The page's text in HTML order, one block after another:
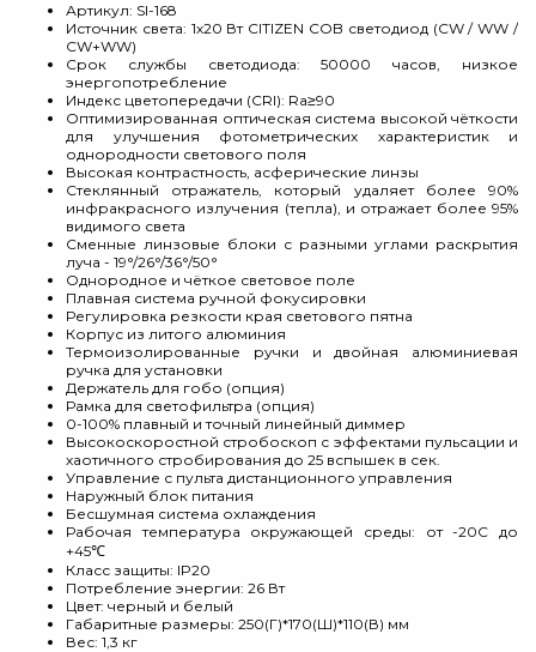
Артикул: SI-168
Источник света: 1х20 Вт CITIZEN COB светодиод (CW / WW /
CW+WW)
Срок службы светодиода: 50000 часов, низкое
энергопотребление
Индекс цветопередачи (CRI): Ra≥90
Оптимизированная оптическая система высокой чёткости
для улучшения фотометрических характеристик и
однородности светового поля
Высокая контрастность, асферические линзы
Стеклянный отражатель, который удаляет более 90%
инфракрасного излучения (тепла), и отражает более 95%
видимого света
Сменные линзовые блоки с разными углами раскрытия
луча - 19°/26°/36°/50°
Однородное и чёткое световое поле
Плавная система ручной фокусировки
Регулировка резкости края светового пятна
Корпус из литого алюминия
Термоизолированные ручки и двойная алюминиевая
ручка для установки
Держатель для гобо (опция)
Рамка для светофильтра (опция)
0-100% плавный и точный линейный диммер
Высокоскоростной стробоскоп с эффектами пульсации и
хаотичного стробирования до 25 вспышек в сек.
Управление с пульта дистанционного управления
Наружный блок питания
Бесшумная система охлаждения
Рабочая температура окружающей среды: от -20С до
+45℃
Класс защиты: IP20
Потребление энергии: 26 Вт
Цвет: черный и белый
Габаритные размеры: 250(Г)*170(Ш)*110(В) мм
Вес: 1,3 кг